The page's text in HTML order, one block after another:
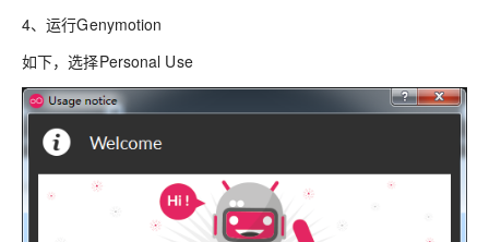
4、运行Genymotion
如下，选择Personal Use